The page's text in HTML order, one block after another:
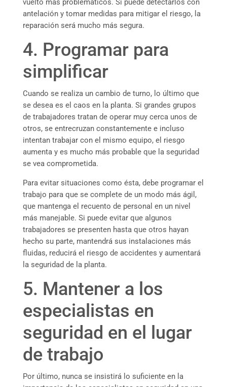
vuelto más problemáticos. Si puede detectarlos con
antelación y tomar medidas para mitigar el riesgo, la
reparación será mucho más segura.
4. Programar para
simplificar
Cuando se realiza un cambio de turno, lo último que
se desea es el caos en la planta. Si grandes grupos
de trabajadores tratan de operar muy cerca unos de
otros, se entrecruzan constantemente e incluso
intentan trabajar con el mismo equipo, el riesgo
aumenta y es mucho más probable que la seguridad
se vea comprometida.
Para evitar situaciones como ésta, debe programar el
trabajo para que se complete de un modo más ágil,
que mantenga el recuento de personal en un nivel
más manejable. Si puede evitar que algunos
trabajadores se presenten hasta que otros hayan
hecho su parte, mantendrá sus instalaciones más
fluidas, reducirá el riesgo de accidentes y aumentará
la seguridad de la planta.
5. Mantener a los
especialistas en
seguridad en el lugar
de trabajo
Por último, nunca se insistirá lo suficiente en la